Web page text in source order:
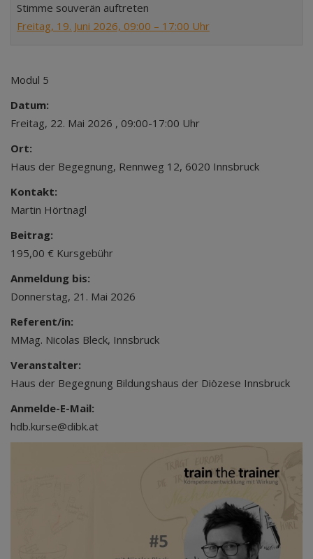
Stimme souverän auftreten
Freitag, 19. Juni 2026, 09:00 – 17:00 Uhr
Modul 5
Datum:
Freitag, 22. Mai 2026 , 09:00-17:00 Uhr
Ort:
Haus der Begegnung, Rennweg 12, 6020 Innsbruck
Kontakt:
Martin Hörtnagl
Beitrag:
195,00 € Kursgebühr
Anmeldung bis:
Donnerstag, 21. Mai 2026
Referent/in:
MMag. Nicolas Bleck, Innsbruck
Veranstalter:
Haus der Begegnung Bildungshaus der Diözese Innsbruck
Anmelde-E-Mail:
hdb.kurse@dibk.at